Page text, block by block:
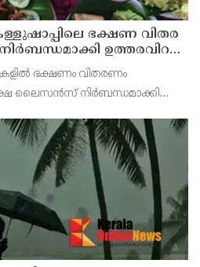
ഭ​ക്ഷ​ണ വി​ത​ര​
ഉ​ത്ത​ര​വി​റ​
ഭക്ഷണം വിതരണം
ലൈസൻസ് നിർബന്ധമാക്കി
ഭക്ഷണം വിതരണം